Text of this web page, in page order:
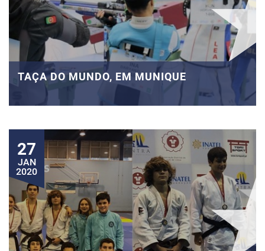
TAÇA DO MUNDO, EM MUNIQUE
27
JAN
2020